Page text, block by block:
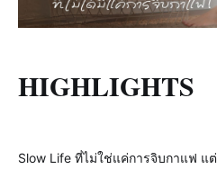
HIGHLIGHTS
Slow Life ที่ไม่ใช่แค่การจิบกาแฟ แ